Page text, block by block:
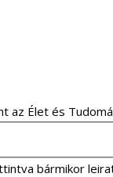
az Élet és
bármikor